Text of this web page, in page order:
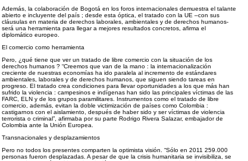
Además, la colaboración de Bogotá en los foros internacionales demuestra el talante
abierto e incluyente del país ; desde esta óptica, el tratado con la UE –con sus
cláusulas en materia de derechos laborales, ambientales y de derechos humanos-
será una herramienta para llegar a mejores resultados concretos, afirma el
diplomático europeo.
El comercio como herramienta
Pero, ¿qué tiene que ver un tratado de libre comercio con la situación de los
derechos humanos ? “Creemos que van de la mano : la internacionalización
creciente de nuestras economías ha ido paralela al incremento de estándares
ambientales, laborales y de derechos humanos, que siguen siendo tareas en
progreso. El tratado crea condiciones para llevar oportunidades a los que más han
sufrido la violencia : campesinos e indígenas han sido las principales víctimas de las
FARC, ELN y de los grupos paramilitares. Instrumentos como el tratado de libre
comercio, además, evitan la doble victimización de países como Colombia :
castigarnos con el aislamiento, después de haber sido y ser víctimas de violencia
terrorista o criminal”, afirmaba por su parte Rodrigo Rivera Salazar, embajador de
Colombia ante la Unión Europea.
Transnacionales y desplazamientos
Pero no todos los presentes comparten la optimista visión. “Sólo en 2011 259.000
personas fueron desplazadas. A pesar de que la crisis humanitaria se invisibiliza, se